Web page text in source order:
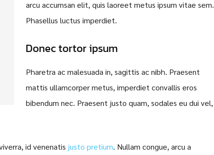
arcu accumsan elit, quis laoreet metus ipsum vitae sem.
Phasellus luctus imperdiet.
Donec tortor ipsum
Pharetra ac malesuada in, sagittis ac nibh. Praesent
mattis ullamcorper metus, imperdiet convallis eros
bibendum nec. Praesent justo quam, sodales eu dui vel,
id venenatis justo pretium. Nullam congue, arcu a